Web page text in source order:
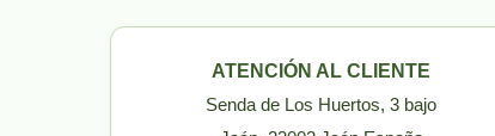
ATENCIÓN AL CLIENTE
Senda de Los Huertos, 3 bajo